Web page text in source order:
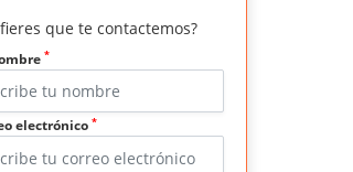
que te contactemos?
*
electrónico *